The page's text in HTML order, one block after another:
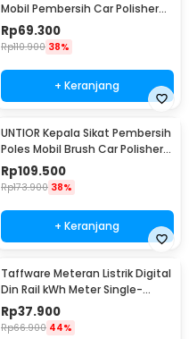
Mobil Pembersih Car Polisher
Kit 14PCS - UT760
Rp69.300
Rp110.900 38%
+ Keranjang
UNTIOR Kepala Sikat Pembersih
Poles Mobil Brush Car Polisher
23 PCS - CB-031
Rp109.500
Rp173.900 38%
+ Keranjang
Taffware Meteran Listrik Digital
Din Rail kWh Meter Single-
Phase 220V - DDS844
Rp37.900
Rp66.900 44%